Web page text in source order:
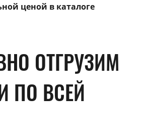
ценой в каталоге
ОТГРУЗИМ
ПО ВСЕЙ